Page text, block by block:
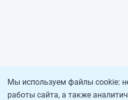
Мы используем файлы cookie:
работы сайта, а также